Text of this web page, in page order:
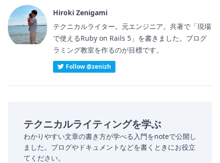
Hiroki Zenigami
テクニカルライター。元エンジニア。共著で「現場
で使えるRuby on Rails 5」を書きました。プログ
ラミング教室を作るのが目標です。
Follow @zenizh
テクニカルライティングを学ぶ
わかりやすい文章の書き方が学べる入門をnoteで公開し
ました。ブログやドキュメントなどを書くときにお役立
てください。